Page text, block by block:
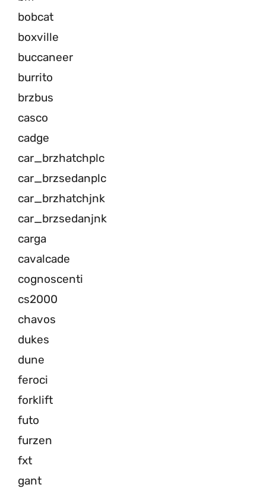
bobcat
boxville
buccaneer
burrito
brzbus
casco
cadge
car_brzhatchplc
car_brzsedanplc
car_brzhatchjnk
car_brzsedanjnk
carga
cavalcade
cognoscenti
cs2000
chavos
dukes
dune
feroci
forklift
futo
furzen
fxt
gant